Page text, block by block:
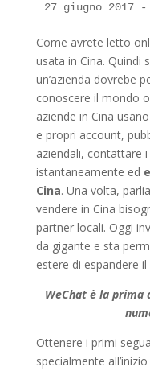
27 giugno 2017 -
Come avrete letto
usata in Cina. Quindi
un’azienda dovrebe
conoscere il mondo
aziende in Cina
e propri account,
aziendali, contattare
istantaneamente ed
Cina. Una volta,
vendere in Cina
partner locali. Oggi
da gigante e sta
estere di espandere
WeChat è la prima
Ottenere i primi
specialmente